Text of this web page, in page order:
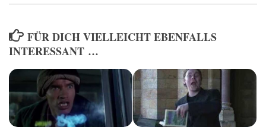
FÜR DICH VIELLEICHT EBENFALLS
INTERESSANT …